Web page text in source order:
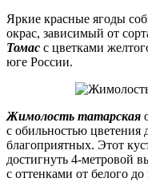
Яркие красные ягоды
окрас, зависимый от
Томас с цветками
юге России.
Жимолость татарская
с обильностью цветения
благоприятных. Этот
достигнуть 4-метровой
с оттенками от белого